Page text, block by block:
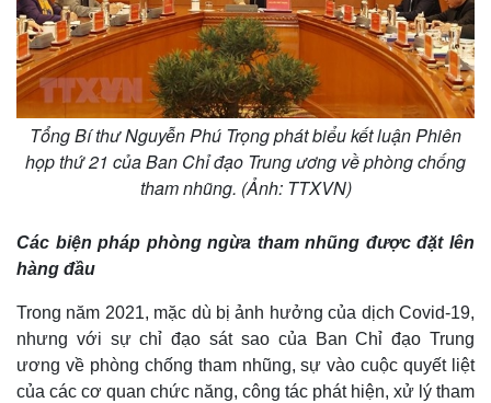
Tổng Bí thư Nguyễn Phú Trọng phát biểu kết luận Phiên
họp thứ 21 của Ban Chỉ đạo Trung ương về phòng chống
tham nhũng. (Ảnh: TTXVN)
Các biện pháp phòng ngừa tham nhũng được đặt lên
hàng đầu
Trong năm 2021, mặc dù bị ảnh hưởng của dịch Covid-19,
nhưng với sự chỉ đạo sát sao của Ban Chỉ đạo Trung
ương về phòng chống tham nhũng, sự vào cuộc quyết liệt
của các cơ quan chức năng, công tác phát hiện, xử lý tham